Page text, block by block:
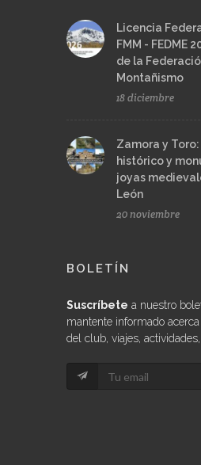
Licencia
FMM - FEDME
de la
Montañismo
18 diciembre
Zamora y
histórico y
joyas
León
20 noviembre
BOLETÍN
Suscríbete a nuestro
mantente informado
del club, viajes,